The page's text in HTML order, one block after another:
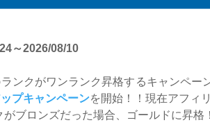
～2026/08/10
ンクがワンランク昇格するキャンペ
プキャンペーンを開始！！現在アフィ
ブロンズだった場合、ゴールドに昇格！